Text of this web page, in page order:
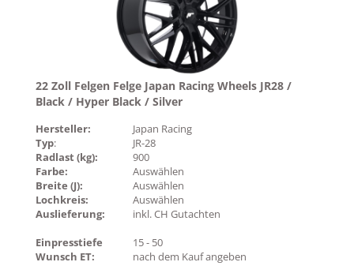
22 Zoll Felgen Felge Japan Racing Wheels JR28 /
Black / Hyper Black / Silver
Hersteller:
Japan Racing
Typ:
JR-28
Radlast (kg):
900
Farbe:
Auswählen
Breite (J):
Auswählen
Lochkreis:
Auswählen
Auslieferung:
inkl. CH Gutachten
Einpresstiefe
Wunsch ET:
15 - 50
nach dem Kauf angeben